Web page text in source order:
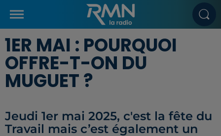
1ER MAI : POURQUOI
OFFRE-T-ON DU
MUGUET ?
Jeudi 1er mai 2025, c'est la fête du
Travail mais c’est également un